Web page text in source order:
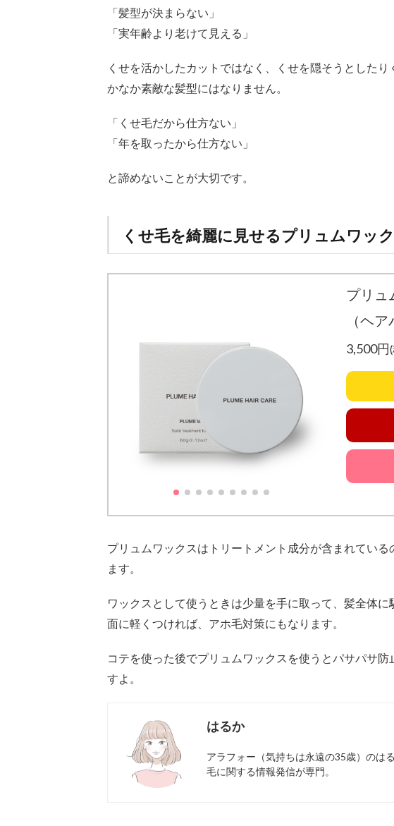
「髪型が決まらない」
「実年齢より老けて見える」
くせを活かしたカットではなく、くせを隠そうとした
かなか素敵な髪型にはなりません。
「くせ毛だから仕方ない」
「年を取ったから仕方ない」
と諦めないことが大切です。
くせ毛を綺麗に見せるプリュムワッ
プリュ
（ヘ
3,500円
プリュムワックスはトリートメント成分が含まれている
ます。
ワックスとして使うときは少量を手に取って、髪全体
面に軽くつければ、アホ毛対策にもなります。
コテを使った後でプリュムワックスを使うとパサパサ
すよ。
はるか
アラフォー（気持ちは永遠の35歳）のは
毛に関する情報発信が専門。